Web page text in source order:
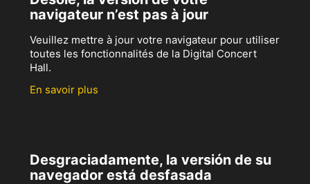
navigateur n’est pas à jour
Veuillez mettre à jour votre navigateur pour utiliser
toutes les fonctionnalités de la Digital Concert
Hall.
En savoir plus
Desgraciadamente, la versión de su
navegador está desfasada